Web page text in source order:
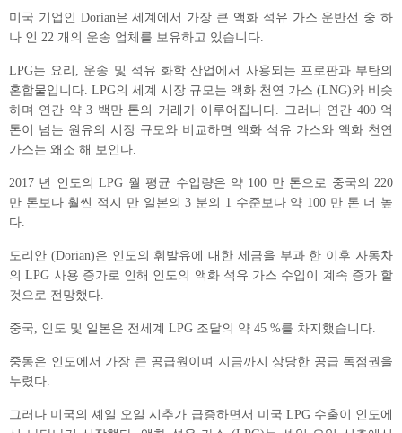
미국 기업인 Dorian은 세계에서 가장 큰 액화 석유 가스 운반선 중 하
나 인 22 개의 운송 업체를 보유하고 있습니다.
LPG는 요리, 운송 및 석유 화학 산업에서 사용되는 프로판과 부탄의
혼합물입니다. LPG의 세계 시장 규모는 액화 천연 가스 (LNG)와 비슷
하며 연간 약 3 백만 톤의 거래가 이루어집니다. 그러나 연간 400 억
톤이 넘는 원유의 시장 규모와 비교하면 액화 석유 가스와 액화 천연
가스는 왜소 해 보인다.
2017 년 인도의 LPG 월 평균 수입량은 약 100 만 톤으로 중국의 220
만 톤보다 훨씬 적지 만 일본의 3 분의 1 수준보다 약 100 만 톤 더 높
다.
도리안 (Dorian)은 인도의 휘발유에 대한 세금을 부과 한 이후 자동차
의 LPG 사용 증가로 인해 인도의 액화 석유 가스 수입이 계속 증가 할
것으로 전망했다.
중국, 인도 및 일본은 전세계 LPG 조달의 약 45 %를 차지했습니다.
중동은 인도에서 가장 큰 공급원이며 지금까지 상당한 공급 독점권을
누렸다.
그러나 미국의 셰일 오일 시추가 급증하면서 미국 LPG 수출이 인도에